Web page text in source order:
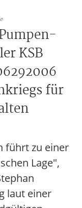
KSB
für
führt zu einer
Lage",
laut einer